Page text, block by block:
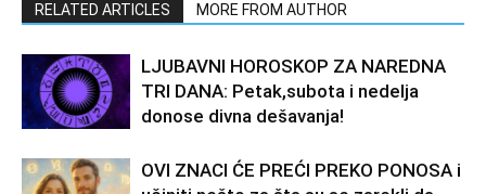
RELATED ARTICLES MORE FROM AUTHOR
LJUBAVNI HOROSKOP ZA NAREDNA
TRI DANA: Petak,subota i nedelja
donose divna dešavanja!
OVI ZNACI ĆE PREĆI PREKO PONOSA i